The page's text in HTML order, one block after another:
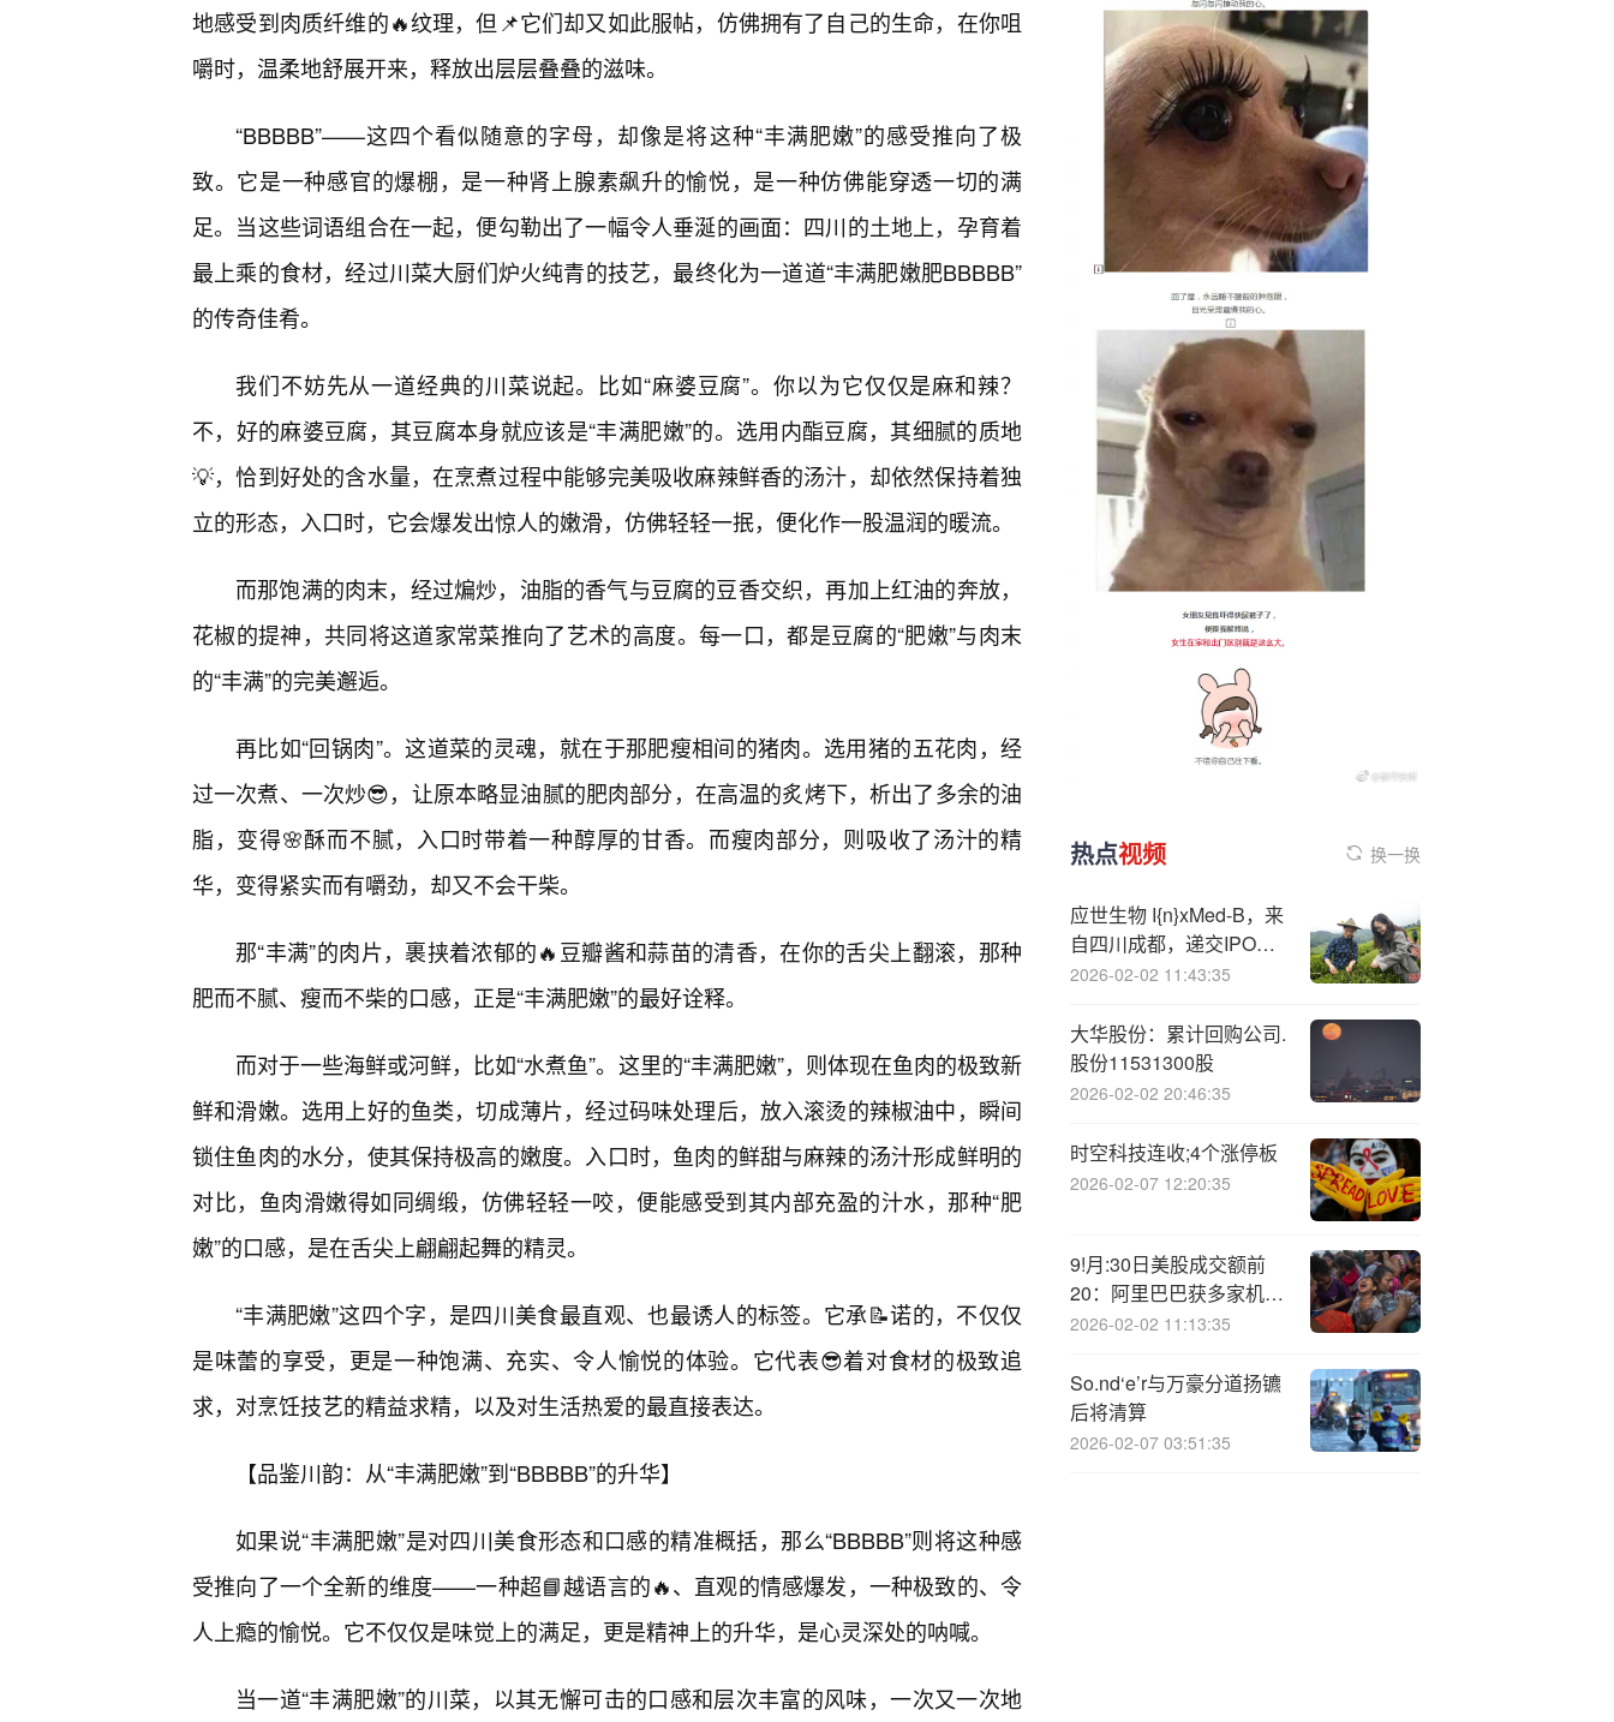
地感受到肉质纤维的🔥纹理，但📌它们却又如此服帖，仿佛拥有了自己的生命，在你咀
嚼时，温柔地舒展开来，释放出层层叠叠的滋味。
“BBBBB”——这四个看似随意的字母，却像是将这种“丰满肥嫩”的感受推向了极
致。它是一种感官的爆棚，是一种肾上腺素飙升的愉悦，是一种仿佛能穿透一切的满
足。当这些词语组合在一起，便勾勒出了一幅令人垂涎的画面：四川的土地上，孕育着
最上乘的食材，经过川菜大厨们炉火纯青的技艺，最终化为一道道“丰满肥嫩肥BBBBB”
的传奇佳肴。
我们不妨先从一道经典的川菜说起。比如“麻婆豆腐”。你以为它仅仅是麻和辣？
不，好的麻婆豆腐，其豆腐本身就应该是“丰满肥嫩”的。选用内酯豆腐，其细腻的质地
💡，恰到好处的含水量，在烹煮过程中能够完美吸收麻辣鲜香的汤汁，却依然保持着独
立的形态，入口时，它会爆发出惊人的嫩滑，仿佛轻轻一抿，便化作一股温润的暖流。
而那饱满的肉末，经过煸炒，油脂的香气与豆腐的豆香交织，再加上红油的奔放，
花椒的提神，共同将这道家常菜推向了艺术的高度。每一口，都是豆腐的“肥嫩”与肉末
的“丰满”的完美邂逅。
再比如“回锅肉”。这道菜的灵魂，就在于那肥瘦相间的猪肉。选用猪的五花肉，经
过一次煮、一次炒😎，让原本略显油腻的肥肉部分，在高温的炙烤下，析出了多余的油
脂，变得🌸酥而不腻，入口时带着一种醇厚的甘香。而瘦肉部分，则吸收了汤汁的精
华，变得紧实而有嚼劲，却又不会干柴。
那“丰满”的肉片，裹挟着浓郁的🔥豆瓣酱和蒜苗的清香，在你的舌尖上翻滚，那种
肥而不腻、瘦而不柴的口感，正是“丰满肥嫩”的最好诠释。
而对于一些海鲜或河鲜，比如“水煮鱼”。这里的“丰满肥嫩”，则体现在鱼肉的极致新
鲜和滑嫩。选用上好的鱼类，切成薄片，经过码味处理后，放入滚烫的辣椒油中，瞬间
锁住鱼肉的水分，使其保持极高的嫩度。入口时，鱼肉的鲜甜与麻辣的汤汁形成鲜明的
对比，鱼肉滑嫩得如同绸缎，仿佛轻轻一咬，便能感受到其内部充盈的汁水，那种“肥
嫩”的口感，是在舌尖上翩翩起舞的精灵。
“丰满肥嫩”这四个字，是四川美食最直观、也最诱人的标签。它承📝诺的，不仅仅
是味蕾的享受，更是一种饱满、充实、令人愉悦的体验。它代表😎着对食材的极致追
求，对烹饪技艺的精益求精，以及对生活热爱的最直接表达。
【品鉴川韵：从“丰满肥嫩”到“BBBBB”的升华】
如果说“丰满肥嫩”是对四川美食形态和口感的精准概括，那么“BBBBB”则将这种感
受推向了一个全新的维度——一种超📘越语言的🔥、直观的情感爆发，一种极致的、令
人上瘾的愉悦。它不仅仅是味觉上的满足，更是精神上的升华，是心灵深处的呐喊。
当一道“丰满肥嫩”的川菜，以其无懈可击的口感和层次丰富的风味，一次又一次地
热点视频 换一换
应世生物 I{n}xMed-B，来
自四川成都，递交IPO招
股书，拟赴香港上市
2026-02-02 11:43:35
大华股份：累计回购公司.
股份11531300股
2026-02-02 20:46:35
时空科技连收;4个涨停板
2026-02-07 12:20:35
9!月:30日美股成交额前
20：阿里巴巴获多家机构
唱多
2026-02-02 11:13:35
So.nd‘e’r与万豪分道扬镳
后将清算
2026-02-07 03:51:35